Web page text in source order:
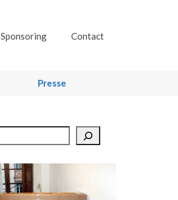
Sponsoring Contact
Presse